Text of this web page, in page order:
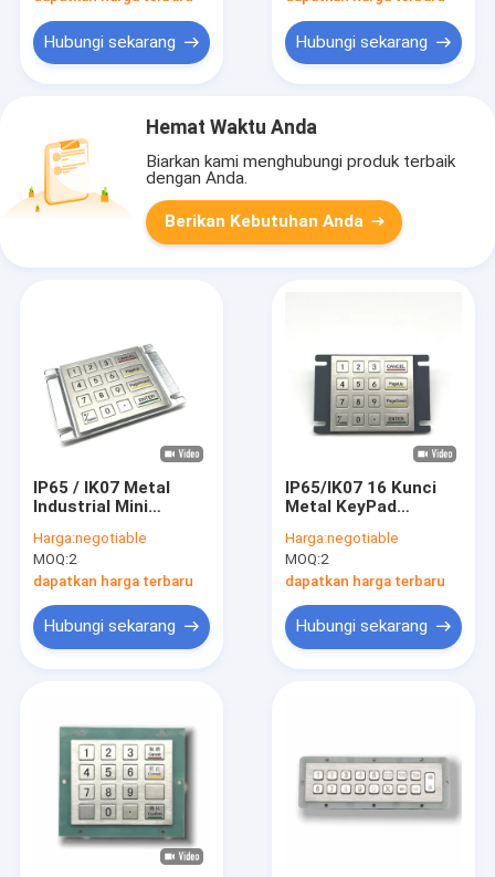
Hubungi sekarang Hubungi sekarang
Hemat Waktu Anda
Biarkan kami menghubungi produk terbaik
dengan Anda.
Berikan Kebutuhan Anda
IP65 / IK07 Metal
Industrial Mini
Key Lightweight
Keypad USB Rear
Panel Dipasang pada
-40°C
Harga:negotiable
MOQ:2
dapatkan harga terbaru
Hubungi sekarang
IP65/IK07 16 Kunci
Metal KeyPad
Dustproof Industrial
Keypad outdoor
Panel belakang
Dipasang pada -40°C
Harga:negotiable
MOQ:2
dapatkan harga terbaru
Hubungi sekarang